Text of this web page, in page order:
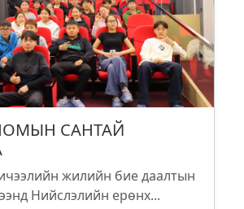
САНТАЙ
жилийн бие даалтын
Нийслэлийн ерөнх...